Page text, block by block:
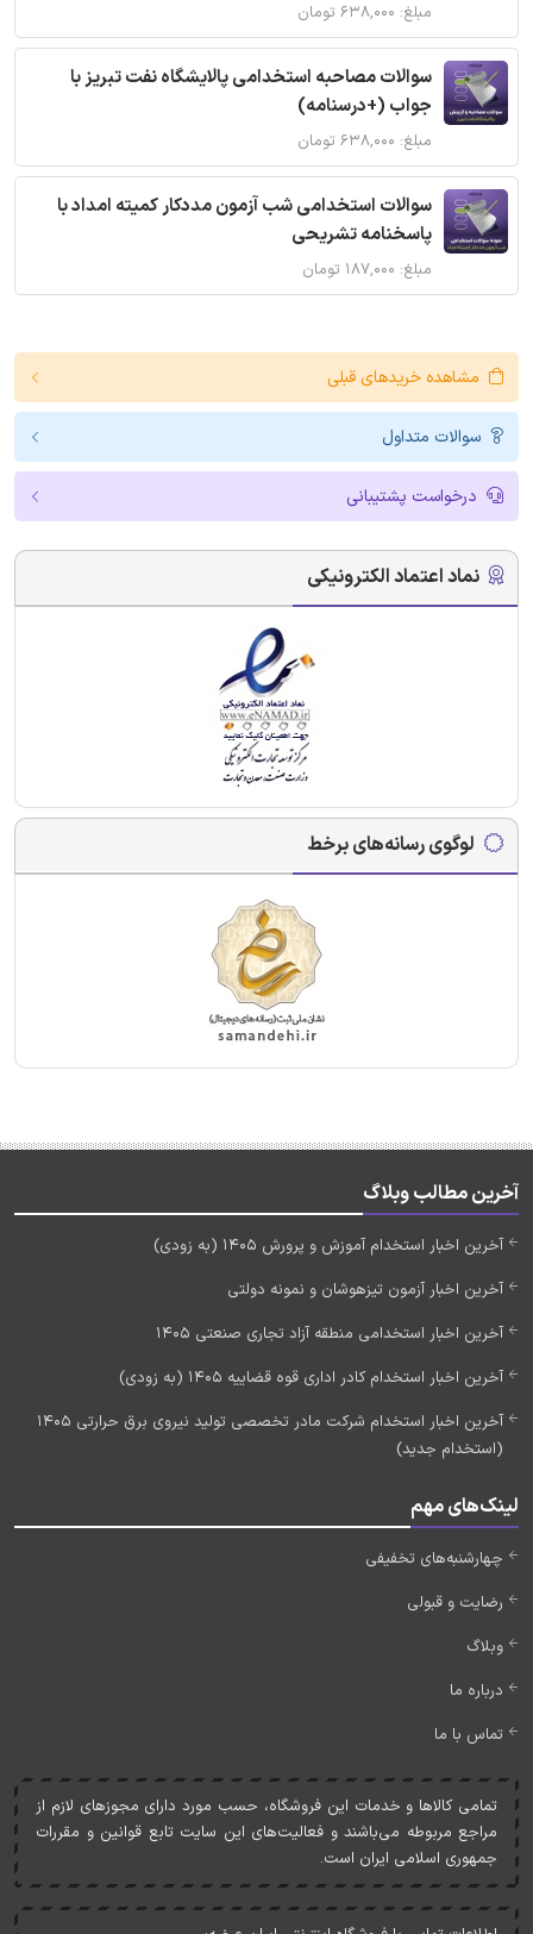
مبلغ: ۶۳۸,۰۰۰ تومان
سوالات مصاحبه استخدامی پالایشگاه نفت تبریز با
جواب (+درسنامه)
مبلغ: ۶۳۸,۰۰۰ تومان
سوالات استخدامی شب آزمون مددکار کمیته امداد با
پاسخنامه تشریحی
مبلغ: ۱۸۷,۰۰۰ تومان
مشاهده خریدهای قبلی
سوالات متداول
درخواست پشتیبانی
نماد اعتماد الکترونیکی
لوگوی رسانه‌های برخط
آخرین مطالب وبلاگ
آخرین اخبار استخدام آموزش و پرورش 1405 (به زودی)
آخرین اخبار آزمون تیزهوشان و نمونه دولتی
آخرین اخبار استخدامی منطقه آزاد تجاری صنعتی 1405
آخرین اخبار استخدام کادر اداری قوه قضاییه 1405 (به زودی)
آخرین اخبار استخدام شرکت مادر تخصصی تولید نیروی برق حرارتی 1405
(استخدام جدید)
لینک‌های مهم
چهارشنبه‌های تخفیفی
رضایت و قبولی
وبلاگ
درباره ما
تماس با ما
تمامی کالاها و خدمات اين فروشگاه، حسب مورد دارای مجوزهای لازم از
مراجع مربوطه می‌باشند و فعاليت‌های اين سايت تابع قوانين و مقررات
جمهوری اسلامی ايران است.